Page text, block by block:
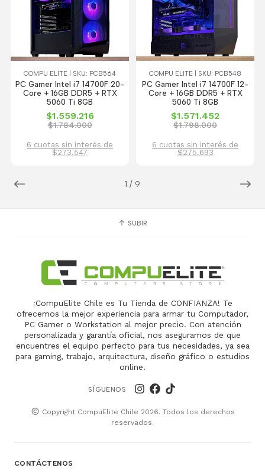
1 / 9
COMPU ELITE | SKU: PCB564
PC Gamer Intel i7 14700F 20-
Core + 16GB DDR5 + RTX
5060 Ti 8GB
$1.559.216
$1.784.000
6 cuotas sin interés de
$273.547
COMPU ELITE | SKU: PCB548
PC Gamer Intel i7 14700F 12-
Core + 16GB DDR5 + RTX
5060 Ti 8GB
$1.571.452
$1.798.000
6 cuotas sin interés de
$275.693
SUBIR
¡CompuElite Chile es Tu Tienda de CONFIANZA! Te
ofrecemos la mejor experiencia para armar tu Computador,
PC Gamer o Workstation al mejor precio. Con atención
personalizada y garantía oficial, nos aseguramos de que
encuentres el equipo perfecto para tus necesidades, ya sea
para gaming, trabajo, arquitectura, diseño gráfico o estudios
online.
SÍGUENOS
Copyright CompuElite Chile 2026. Todos los derechos
reservados.
CONTÁCTENOS